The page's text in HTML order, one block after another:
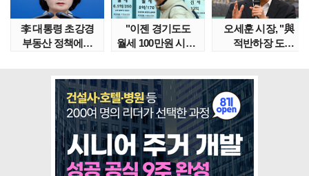
李 대통령 초강경
부동산 정책에…
"이젠 경기도도
월세 100만원 시대"
오세훈 시장, "與
적반하장 도